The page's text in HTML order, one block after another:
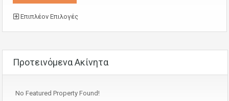
Επιπλέον Επιλογές
Προτεινόμενα Ακίνητα
No Featured Property Found!